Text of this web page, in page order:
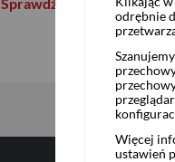
EUR
GBP
odrębnie
Więcej
ustawień